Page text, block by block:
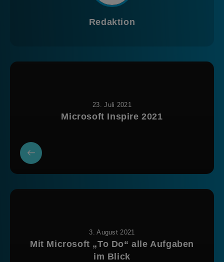
Redaktion
23. Juli 2021
Microsoft Inspire 2021
3. August 2021
Mit Microsoft „To Do“ alle Aufgaben
im Blick